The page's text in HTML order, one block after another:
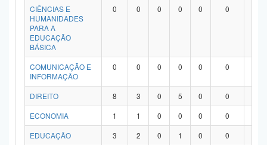
CIÊNCIAS E
HUMANIDADES
PARA A
EDUCAÇÃO
BÁSICA
0 0 0 0 0 0
COMUNICAÇÃO E
INFORMAÇÃO
0 0 0 0 0 0
DIREITO 8 3 0 5 0 0
ECONOMIA
1 1 0 0 0 0
EDUCAÇÃO
3 2 0 1 0 0